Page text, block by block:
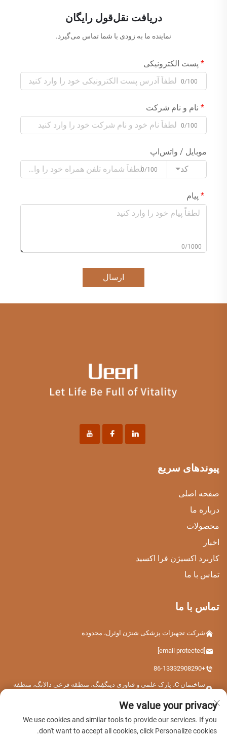
دریافت نقل‌قول رایگان
نماینده ما به زودی با شما تماس می‌گیرد.
پست الکترونیکی
0/100
نام و نام شرکت
0/100
موبایل / واتس‌اپ
کد
0/100
پیام
0/1000
ارسال
پیوندهای سریع
صفحه اصلی
درباره ما
محصولات
اخبار
کاربرد اکسیژن فرا اکسید
تماس با ما
تماس با ما
شرکت تجهیزات پزشکی شنژن اوئرل، محدوده
+86-13332908290
ساختمان C، پارک علمی و فناوری دینگفِنگ، منطقه فرعی دالانگ، منطقه
We value your privacy
We use cookies and similar tools to provide our services. If you
don't want to accept all cookies, click Personalize cookies.